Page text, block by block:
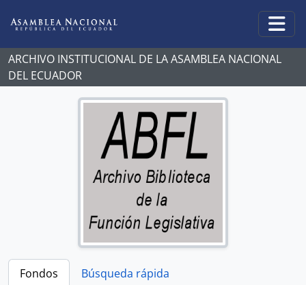
ARCHIVO INSTITUCIONAL DE LA ASAMBLEA NACIONAL
DEL ECUADOR
Fondos
Búsqueda rápida